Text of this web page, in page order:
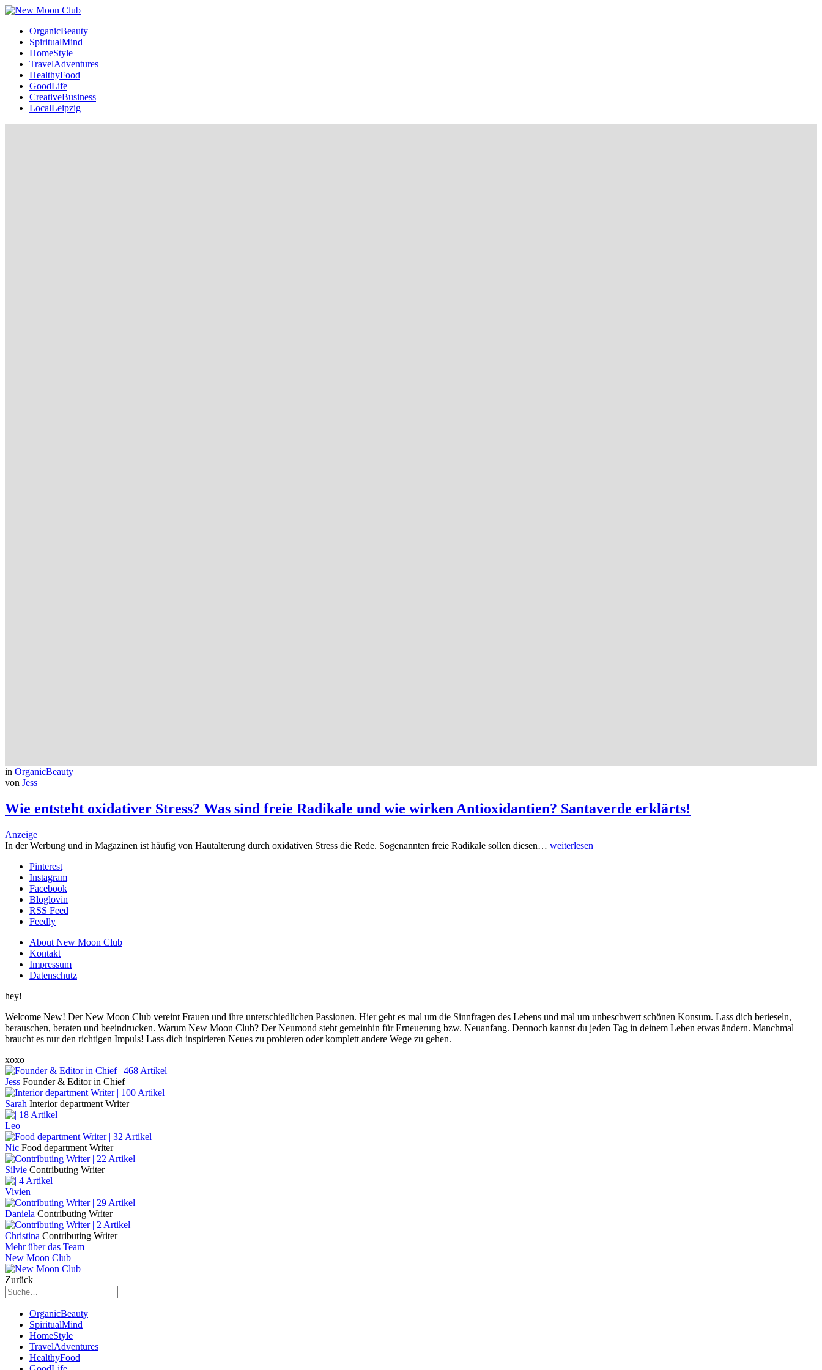
OrganicBeauty
SpiritualMind
HomeStyle
TravelAdventures
HealthyFood
GoodLife
CreativeBusiness
LocalLeipzig
in OrganicBeauty
von Jess
Wie entsteht oxidativer Stress? Was sind freie Radikale und wie wirken Antioxidantien? Santaverde erklärts!
Anzeige
In der Werbung und in Magazinen ist häufig von Hautalterung durch oxidativen Stress die Rede. Sogenannten freie Radikale sollen diesen… weiterlesen
Pinterest
Instagram
Facebook
Bloglovin
RSS Feed
Feedly
About New Moon Club
Kontakt
Impressum
Datenschutz
hey!
Welcome New! Der New Moon Club vereint Frauen und ihre unterschiedlichen Passionen. Hier geht es mal um die Sinnfragen des Lebens und mal um unbeschwert schönen Konsum. Lass dich berieseln,
berauschen, beraten und beeindrucken. Warum New Moon Club? Der Neumond steht gemeinhin für Erneuerung bzw. Neuanfang. Dennoch kannst du jeden Tag in deinem Leben etwas ändern. Manchmal
braucht es nur den richtigen Impuls! Lass dich inspirieren Neues zu probieren oder komplett andere Wege zu gehen.
xoxo
Jess Founder & Editor in Chief
Sarah Interior department Writer
Leo
Nic Food department Writer
Silvie Contributing Writer
Vivien
Daniela Contributing Writer
Christina Contributing Writer
Mehr über das Team
New Moon Club
Zurück
OrganicBeauty
SpiritualMind
HomeStyle
TravelAdventures
HealthyFood